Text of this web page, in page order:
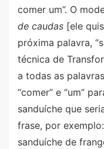
comer um”. O
de caudas [ele
próxima palavra,
técnica de
a todas as
“comer” e “um”
sanduíche que
frase, por
sanduíche de